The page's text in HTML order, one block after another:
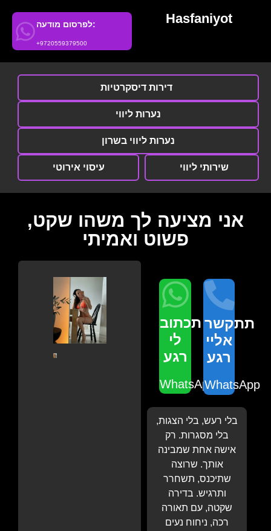
לפרסום מודעה:
+9720559379500
Hasfaniyot
דירות דיסקרטיות
נערות ליווי
נערות ליווי בשרון
עיסוי אירוטי שירותי ליווי
אני מציעה לך משהו שקט,
פשוט ואמיתי
תכתוב
לי
רגע
WhatsApp
תתקשר
אליי
רגע
WhatsApp
בלי רעש, בלי הצגות,
בלי מסגרות. רק
אישה אחת שמבינה
אותך. שרוצה
שתיכנס, תשחרר
ותרגיש. בדירה
שקטה, עם תאורה
רכה, ניחוח נעים